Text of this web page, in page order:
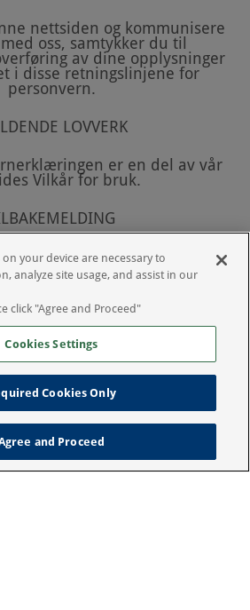
nettsiden og kommunisere
oss, samtykker du til
av dine opplysninger
i disse retningslinjene for
personvern.
LOVVERK
er en del av vår
Vilkår for bruk.
kommentarer til denne
Hvis du har spørsmål om
eller deler av våre tjenester,
kontakte oss på e-
GmbH All rights reseved
your device are necessary to
analyze site usage, and assist in our
click "Agree and Proceed"
Cookies Settings
Cookies Only
and Proceed